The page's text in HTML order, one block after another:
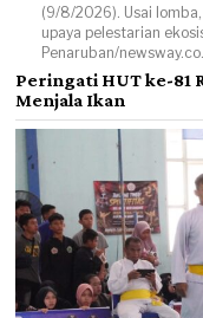
(9/8/2026). Usai
upaya pelestarian
Penaruban/
Peringati HUT ke-81
Menjala Ikan